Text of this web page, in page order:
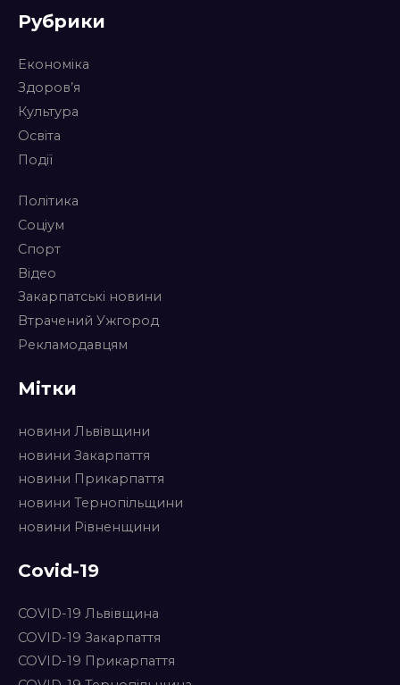
Рубрики
Економіка
Здоров’я
Культура
Освіта
Події
Політика
Соціум
Спорт
Відео
Закарпатські новини
Втрачений Ужгород
Рекламодавцям
Мітки
новини Львівщини
новини Закарпаття
новини Прикарпаття
новини Тернопільщини
новини Рівненщини
Covid-19
COVID-19 Львівщина
COVID-19 Закарпаття
COVID-19 Прикарпаття